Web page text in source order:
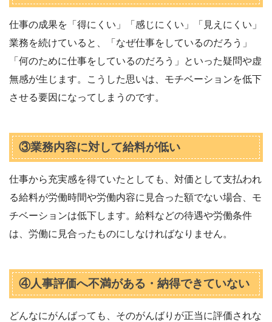
仕事の成果を「得にくい」「感じにくい」「見えにくい」
業務を続けていると、「なぜ仕事をしているのだろう」
「何のために仕事をしているのだろう」といった疑問や虚
無感が生じます。こうした思いは、モチベーションを低下
させる要因になってしまうのです。
③業務内容に対して給料が低い
仕事から充実感を得ていたとしても、対価として支払われ
る給料が労働時間や労働内容に見合った額でない場合、モ
チベーションは低下します。給料などの待遇や労働条件
は、労働に見合ったものにしなければなりません。
④人事評価へ不満がある・納得できていない
どんなにがんばっても、そのがんばりが正当に評価されな